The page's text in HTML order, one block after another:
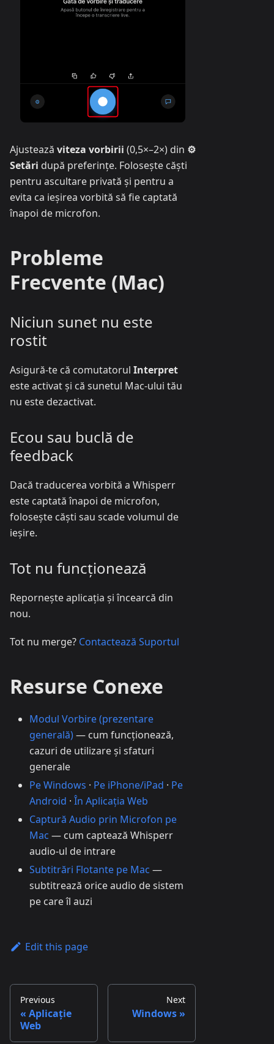
Ajustează viteza vorbirii (0,5×–2×) din ⚙
Setări după preferințe. Folosește căști
pentru ascultare privată și pentru a
evita ca ieșirea vorbită să fie captată
înapoi de microfon.
Probleme
Frecvente (Mac)
Niciun sunet nu este
rostit
Asigură-te că comutatorul Interpret
este activat și că sunetul Mac-ului tău
nu este dezactivat.
Ecou sau buclă de
feedback
Dacă traducerea vorbită a Whisperr
este captată înapoi de microfon,
folosește căști sau scade volumul de
ieșire.
Tot nu funcționează
Repornește aplicația și încearcă din
nou.
Tot nu merge? Contactează Suportul
Resurse Conexe
Modul Vorbire (prezentare
generală)— cum funcționează,
cazuri de utilizare și sfaturi
generale
Pe Windows · Pe iPhone/iPad · Pe
Android · În Aplicația Web
Captură Audio prin Microfon pe
Mac — cum captează Whisperr
audio-ul de intrare
Subtitrări Flotante pe Mac —
subtitrează orice audio de sistem
pe care îl auzi
Edit this page
Previous
Aplicație
Web
Next
Windows